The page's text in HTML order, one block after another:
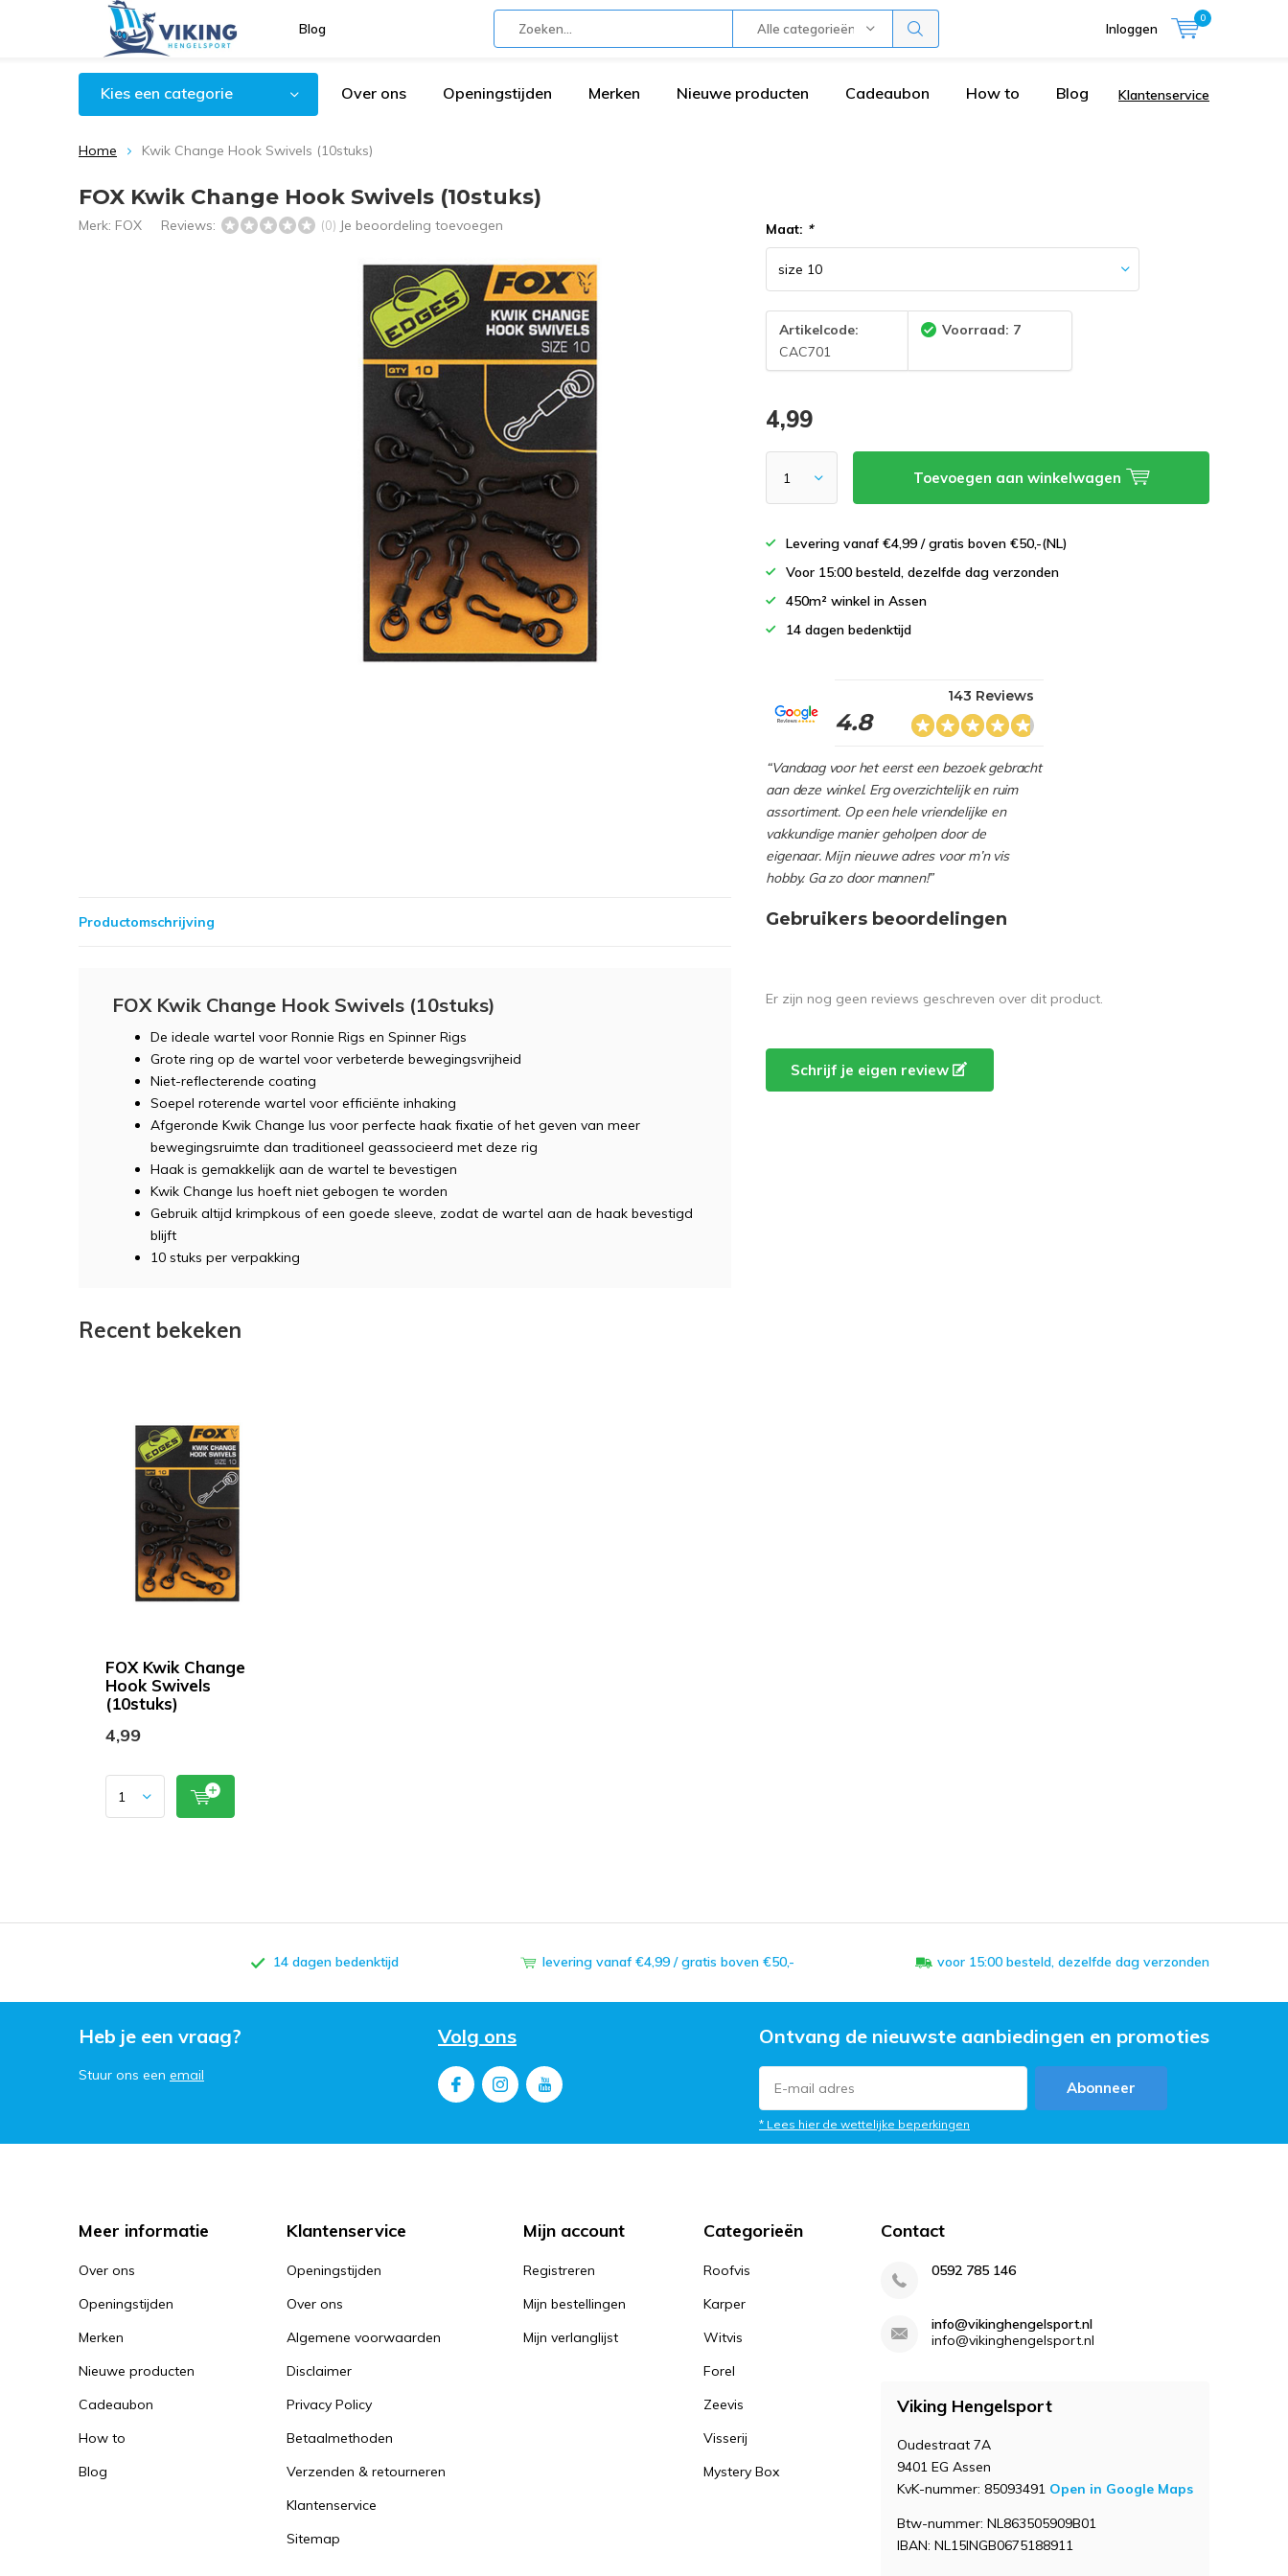
Blog Alle categorieën Inloggen
0
Kies een categorie Over ons Openingstijden Merken Nieuwe producten Cadeaubon How to Blog Klantenservice
Home Kwik Change Hook Swivels (10stuks)
FOX Kwik Change Hook Swivels (10stuks)
Merk: FOX Reviews: (0) Je beoordeling toevoegen Maat: *
Artikelcode:
CAC701
Voorraad: 7
4,99
Toevoegen aan winkelwagen
Levering vanaf €4,99 / gratis boven €50,-(NL)
Voor 15:00 besteld, dezelfde dag verzonden
450m² winkel in Assen
14 dagen bedenktijd
4.8
143 Reviews
“Vandaag voor het eerst een bezoek gebracht
aan deze winkel. Erg overzichtelijk en ruim
assortiment. Op een hele vriendelijke en
vakkundige manier geholpen door de
eigenaar. Mijn nieuwe adres voor m’n vis
hobby. Ga zo door mannen!”
Productomschrijving
FOX Kwik Change Hook Swivels (10stuks)
De ideale wartel voor Ronnie Rigs en Spinner Rigs
Grote ring op de wartel voor verbeterde bewegingsvrijheid
Niet-reflecterende coating
Soepel roterende wartel voor efficiënte inhaking
Afgeronde Kwik Change lus voor perfecte haak fixatie of het geven van meer
bewegingsruimte dan traditioneel geassocieerd met deze rig
Haak is gemakkelijk aan de wartel te bevestigen
Kwik Change lus hoeft niet gebogen te worden
Gebruik altijd krimpkous of een goede sleeve, zodat de wartel aan de haak bevestigd
blijft
10 stuks per verpakking
Gebruikers beoordelingen
Er zijn nog geen reviews geschreven over dit product.
Schrijf je eigen review
Recent bekeken
FOX Kwik Change
Hook Swivels
(10stuks)
4,99
14 dagen bedenktijd levering vanaf €4,99 / gratis boven €50,- voor 15:00 besteld, dezelfde dag verzonden
Heb je een vraag?
Stuur ons een email
Volg ons Ontvang de nieuwste aanbiedingen en promoties
Abonneer
* Lees hier de wettelijke beperkingen
Meer informatie
Over ons
Openingstijden
Merken
Nieuwe producten
Cadeaubon
How to
Blog
Klantenservice
Openingstijden
Over ons
Algemene voorwaarden
Disclaimer
Privacy Policy
Betaalmethoden
Verzenden & retourneren
Klantenservice
Sitemap
Mijn account
Registreren
Mijn bestellingen
Mijn verlanglijst
Categorieën
Roofvis
Karper
Witvis
Forel
Zeevis
Visserij
Mystery Box
Contact
0592 785 146
info@vikinghengelsport.nl
info@vikinghengelsport.nl
Viking Hengelsport
Oudestraat 7A
9401 EG Assen
KvK-nummer: 85093491 Open in Google Maps
Btw-nummer: NL863505909B01
IBAN: NL15INGB0675188911